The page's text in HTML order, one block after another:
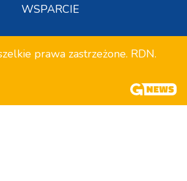
WSPARCIE
prawa zastrzeżone. RDN.